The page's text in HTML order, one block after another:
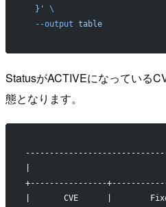
  }'
\
  --output
table
StatusがACTIVEになっている
態となります。
+----------------
|       CVE      |